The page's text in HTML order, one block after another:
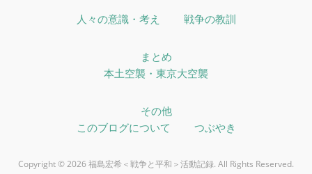
人々の意識・考え 戦争の教訓
まとめ
本土空襲・東京大空襲
その他
このブログについて
つぶやき
Copyright © 2026 福島宏希＜戦争と平和＞活動記録. All Rights Reserved.